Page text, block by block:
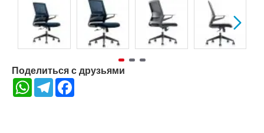
Поделиться с друзьями
WhatsAppTelegram